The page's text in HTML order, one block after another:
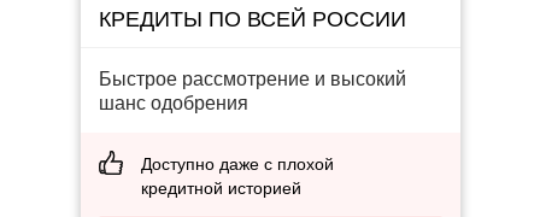
КРЕДИТЫ ПО ВСЕЙ РОССИИ
Быстрое рассмотрение и высокий
шанс одобрения
Доступно даже с плохой
кредитной историей